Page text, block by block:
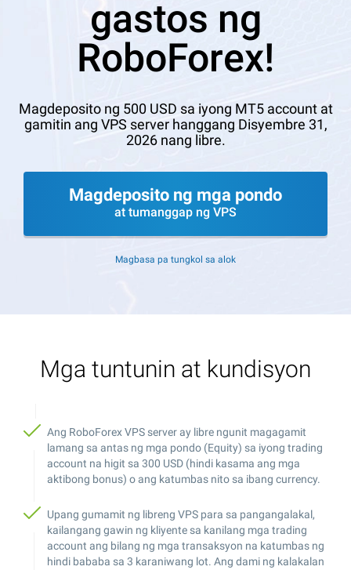
gastos ng
RoboForex!
Magdeposito ng 500 USD sa iyong MT5 account at
gamitin ang VPS server hanggang Disyembre 31,
2026 nang libre.
Magdeposito ng mga pondo
at tumanggap ng VPS
Magbasa pa tungkol sa alok
Mga tuntunin at kundisyon
Ang RoboForex VPS server ay libre ngunit magagamit
lamang sa antas ng mga pondo (Equity) sa iyong trading
account na higit sa 300 USD (hindi kasama ang mga
aktibong bonus) o ang katumbas nito sa ibang currency.
Upang gumamit ng libreng VPS para sa pangangalakal,
kailangang gawin ng kliyente sa kanilang mga trading
account ang bilang ng mga transaksyon na katumbas ng
hindi bababa sa 3 karaniwang lot. Ang dami ng kalakalan